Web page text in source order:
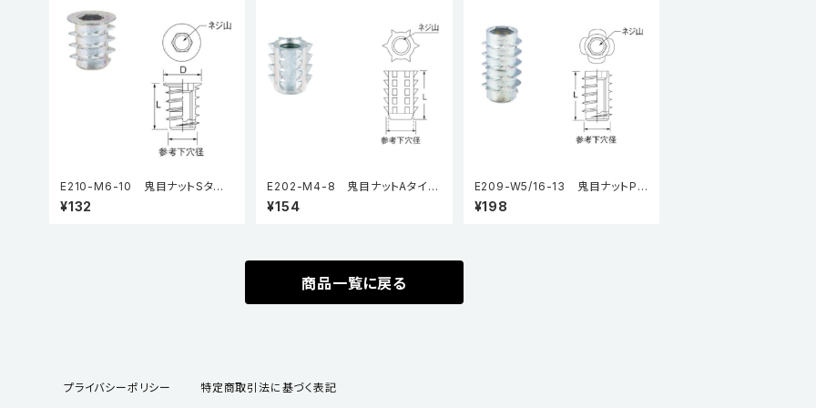
E210-M6-10 鬼目ナットSタイ
プ（5個入り）
¥132
E202-M4-8 鬼目ナットAタイプ
（5個入り）
¥154
E209-W5/16-13 鬼目ナットPタ
イプ（5個入り）
¥198
商品一覧に戻る
プライバシーポリシー 特定商取引法に基づく表記